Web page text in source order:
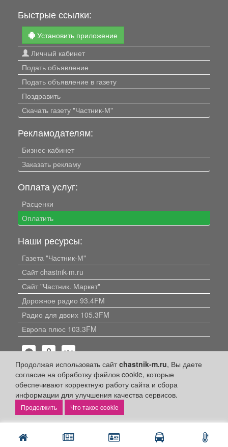
Продолжая использовать сайтchastnik-m.ru, Вы даете
согласие на обработку файлов cookie, которые
обеспечивают корректную работу сайта и сбора
информации для улучшения качества сервисов.
Что такое cookie
Быстрые ссылки:
Установить приложение
Личный кабинет
Подать объявление
Подать объявление в газету
Поздравить
Скачать газету "Частник-М"
Рекламодателям:
Бизнес-кабинет
Заказать рекламу
Оплата услуг:
Расценки
Оплатить
Наши ресурсы:
Газета "Частник-М"
Сайт chastnik-m.ru
Сайт "Частник. Маркет"
Дорожное радио 93.4FM
Радио для двоих 105.3FM
Европа плюс 103.3FM
Политика конфиденциальности
Публикации с пометкой «Реклама», «На правах рекламы»,
«Партнёрский проект» оплачены рекламодателем.
Редакция сайта не несет ответственности за достоверность
информации, содержащейся в рекламных материалах и